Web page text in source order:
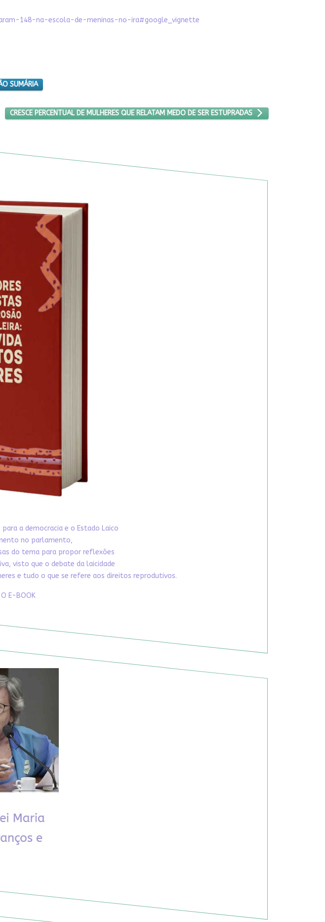
148-na-escola-de-meninas-no-ira#google_vignette
SUMÁRIA
EM LEI
PRÓXIMO ARTIGO: CRESCE PERCENTUAL DE MULHERES QUE RELATAM MEDO DE SER ESTUPRADAS
CRESCE PERCENTUAL DE MULHERES QUE RELATAM MEDO DE SER ESTUPRADAS
a democracia e o Estado Laico
no parlamento,
do tema para propor reflexões
visto que o debate da laicidade
e tudo o que se refere aos direitos reprodutivos.
O E-BOOK